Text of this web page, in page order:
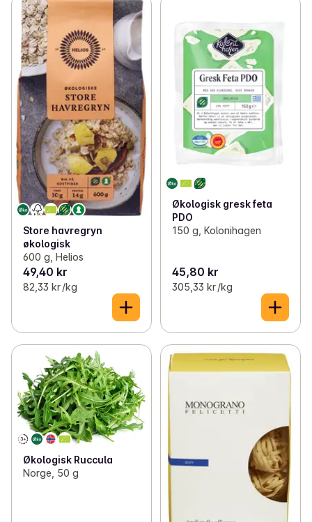
Store havregryn
økologisk
600 g, Helios
49,40 kr
82,33 kr /kg
Økologisk gresk feta
PDO
150 g, Kolonihagen
45,80 kr
305,33 kr /kg
Økologisk Ruccula
Norge, 50 g